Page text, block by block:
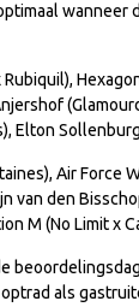
wanneer
Elton
Air Force
van den
M (No Limit x
als